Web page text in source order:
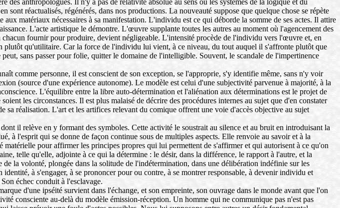
des anthropologues. Il n'y a pas de relativité absolue au sens où les systèmes de la logique et du
réactualisés, régénérés, dans nos productions. La nouveauté suppose que quelque chose se répète
matériaux nécessaires à sa manifestation. L'individu est ce qui déborde la somme de ses actes. Il attire
L'acte artistique le démontre. L'œuvre supplante toutes les autres au moment où l'agencement des
fournir pour produire, devient négligeable. L'intensité procède de l'individu vers l'œuvre et, en
qu'utilitaire. Car la force de l'individu lui vient, à ce niveau, du tout auquel il s'affronte plutôt que
sans passer pour folie, quitter le domaine de l'intelligible. Souvent, le scandale de l'impertinence
comme personne, il est conscient de son exception, se l'approprie, s'y identifie même, sans n'y voir
(source d'une expérience autonome). Le modèle est celui d'une subjectivité parvenue à majorité, à la
L'équilibre entre la libre auto-détermination et l'aliénation aux déterminations est le projet de
les circonstances. Il est plus malaisé de décrire des procédures internes au sujet que d'en constater
réalisation. L'art et les artifices relevant du comique offrent une voie d'accès objective au sujet
il relève en y formant des symboles. Cette activité le soustrait au silence et au bruit en introduisant la
à l'esprit qui se donne de façon continue sous de multiples aspects. Elle renvoie au savoir et à la
pour affirmer les principes propres qui lui permettent de s'affirmer et qui autorisent à ce qu'on
telle qu'elle, adjointe à ce qui la détermine : le désir, dans la différence, le rapport à l'autre, et la
la volonté, plongée dans la solitude de l'indétermination, dans une délibération indéfinie sur les
à s'engager, à se prononcer pour ou contre, à se montrer responsable, à devenir individu et
échec conduit à l'esclavage.
d'une ipséité survient dans l'échange, et son empreinte, son ouvrage dans le monde avant que l'on
consciente au-delà du modèle émission-réception. Un homme qui ne communique pas n'est pas